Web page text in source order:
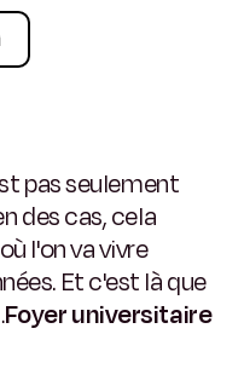
pas seulement
des cas, cela
l'on va vivre
Et c'est là que
Foyer universitaire